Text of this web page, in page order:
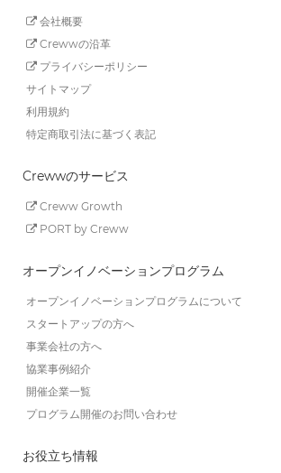
会社概要
Crewwの沿革
プライバシーポリシー
サイトマップ
利用規約
特定商取引法に基づく表記
Crewwのサービス
Creww Growth
PORT by Creww
オープンイノベーションプログラム
オープンイノベーションプログラムについて
スタートアップの方へ
事業会社の方へ
協業事例紹介
開催企業一覧
プログラム開催のお問い合わせ
お役立ち情報